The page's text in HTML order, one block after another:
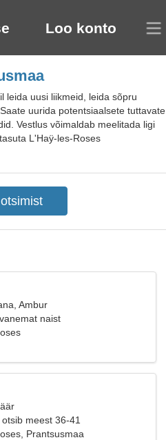
Loo konto
leida uusi liikmeid, leida sõpru
uurida potentsiaalsete tuttavate
Vestlus võimaldab meelitada ligi
L'Haÿ-les-Roses
Ambur
naist
meest 36-41
Prantsusmaa